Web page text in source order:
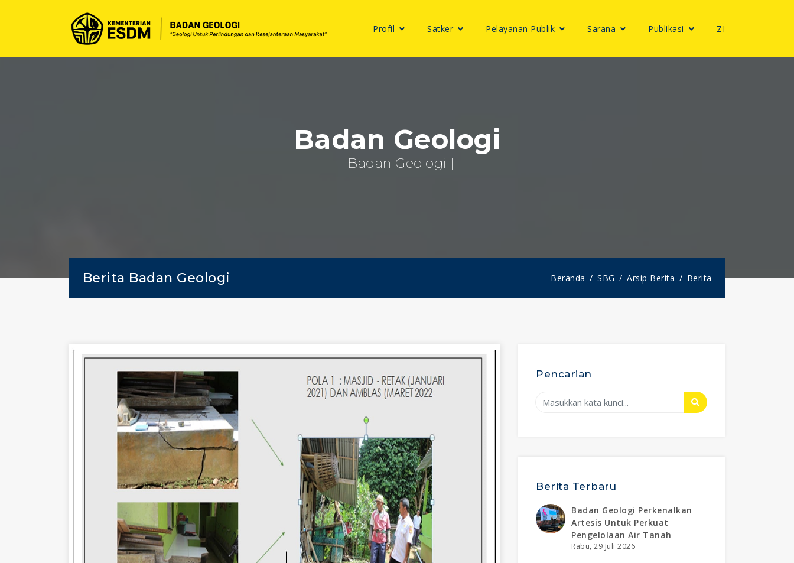
Profil Satker Pelayanan Publik Sarana Publikasi ZI
Badan Geologi
[ Badan Geologi ]
Berita Badan Geologi Beranda SBG Arsip Berita Berita
Pencarian
Berita Terbaru
Badan Geologi Perkenalkan
Artesis Untuk Perkuat
Pengelolaan Air Tanah
Rabu, 29 Juli 2026